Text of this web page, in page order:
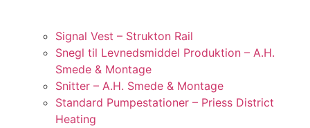
Signal Vest – Strukton Rail
Snegl til Levnedsmiddel Produktion – A.H.
Smede & Montage
Snitter – A.H. Smede & Montage
Standard Pumpestationer – Priess District
Heating